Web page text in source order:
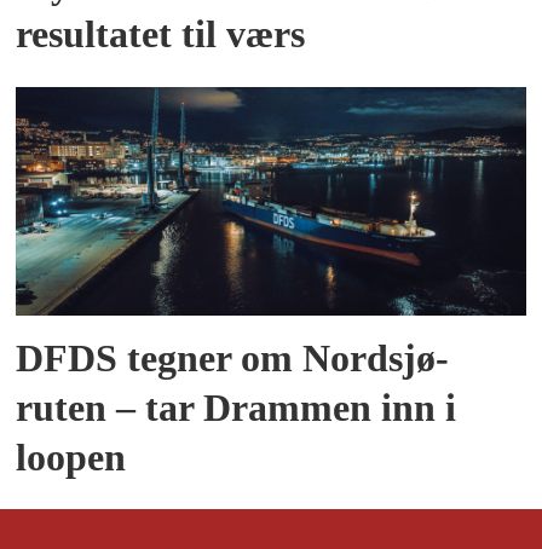
resultatet til værs
DFDS tegner om Nordsjø-
ruten – tar Drammen inn i
loopen